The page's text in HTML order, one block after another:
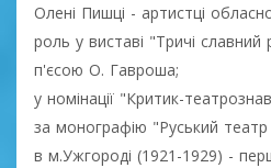
Олені Пишці - артистці
роль у виставі "Тричі славний
п'єсою О. Гавроша;
у номінації "Критик-
за монографію "Руський
в м.Ужгороді (1921-1929) -